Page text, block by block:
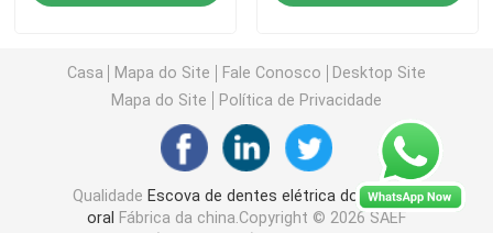
Sonic Electric Toothbrush
Escova de dentes elétrica esperta
Casa Mapa do Site Fale Conosco
Desktop Site
Mapa do Site
Política de Privacidade
Qualidade Escova de dentes elétrica do cuidado
oral
Fábrica da china.Copyright © 2026 SAEF